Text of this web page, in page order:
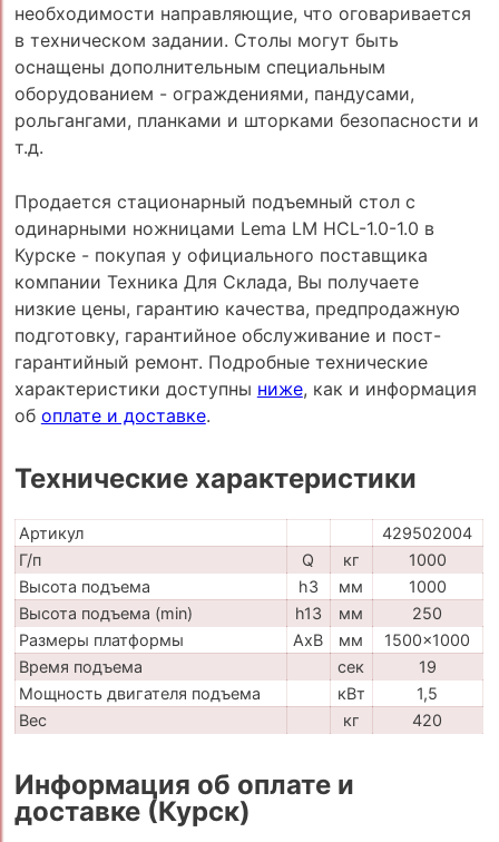
необходимости направляющие, что оговаривается
в техническом задании. Столы могут быть
оснащены дополнительным специальным
оборудованием - ограждениями, пандусами,
рольгангами, планками и шторками безопасности и
т.д.
Продается стационарный подъемный стол с
одинарными ножницами Lema LM HCL-1.0-1.0 в
Курске - покупая у официального поставщика
компании Техника Для Склада, Вы получаете
низкие цены, гарантию качества, предпродажную
подготовку, гарантийное обслуживание и пост-
гарантийный ремонт. Подробные технические
характеристики доступны ниже, как и информация
об оплате и доставке.
Технические характеристики
Артикул
429502004
Г/п
Q кг
1000
Высота подъема
h3 мм
1000
Высота подъема (min)
h13 мм
250
Размеры платформы
AxB мм
1500x1000
Время подъема
сек
19
Мощность двигателя подъема
кВт
1,5
Вес
кг 420
Информация об оплате и
доставке (Курск)